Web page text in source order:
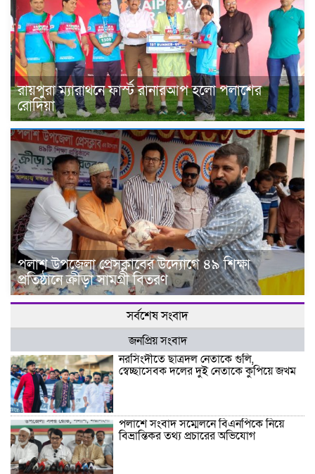
রায়পুরা ম্যারাথনে ফার্স্ট রানারআপ হলো পলাশের
রোদিয়া
পলাশ উপজেলা প্রেসক্লাবের উদ্যোগে ৪৯ শিক্ষা
প্রতিষ্ঠানে ক্রীড়া সামগ্রী বিতরণ
সর্বশেষ সংবাদ
জনপ্রিয় সংবাদ
নরসিংদীতে ছাত্রদল নেতাকে গুলি,
স্বেচ্ছাসেবক দলের দুই নেতাকে কুপিয়ে জখম
পলাশে সংবাদ সম্মেলনে বিএনপিকে নিয়ে
বিভ্রান্তিকর তথ্য প্রচারের অভিযোগ